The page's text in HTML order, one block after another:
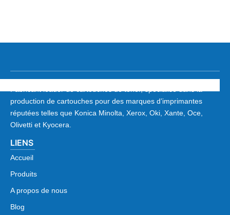
Fabricant leader de cartouches de toner, spécialisé dans la
production de cartouches pour des marques d’imprimantes
réputées telles que Konica Minolta, Xerox, Oki, Xante, Oce,
Olivetti et Kyocera.
LIENS
Accueil
Produits
A propos de nous
Blog